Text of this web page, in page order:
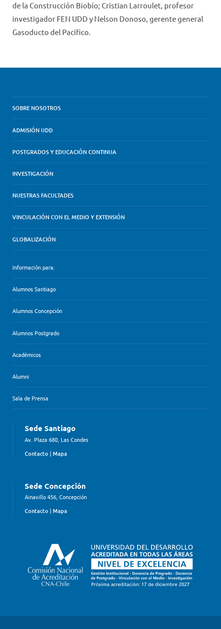
de la Construcción Biobío; Cristian Larroulet, profesor
investigador FEN UDD y Nelson Donoso, gerente general
Gasoducto del Pacifico.
SOBRE NOSOTROS
ADMISIÓN UDD
POSTGRADOS Y EDUCACIÓN CONTINUA
INVESTIGACIÓN
NUESTRAS FACULTADES
VINCULACIÓN CON EL MEDIO Y EXTENSIÓN
GLOBALIZACIÓN
Información para:
Alumnos Santiago
Alumnos Concepción
Alumnos Postgrado
Académicos
Alumni
Sala de Prensa
Sede Santiago
Av. Plaza 680, Las Condes
Contacto | Mapa
Sede Concepción
Ainavillo 456, Concepción
Contacto | Mapa